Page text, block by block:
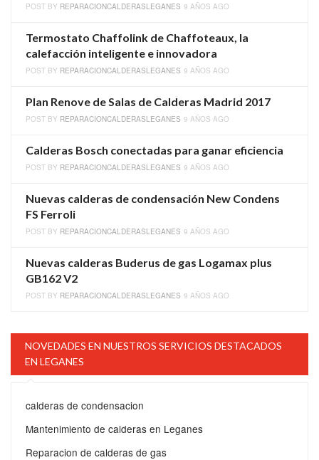
POST BY REPARACIONCALDERASLEGANES 9 AÑOS AGO
Termostato Chaffolink de Chaffoteaux, la
calefacción inteligente e innovadora
POST BY REPARACIONCALDERASLEGANES 9 AÑOS AGO
Plan Renove de Salas de Calderas Madrid 2017
POST BY REPARACIONCALDERASLEGANES 9 AÑOS AGO
Calderas Bosch conectadas para ganar eficiencia
POST BY REPARACIONCALDERASLEGANES 9 AÑOS AGO
Nuevas calderas de condensación New Condens
FS Ferroli
POST BY REPARACIONCALDERASLEGANES 9 AÑOS AGO
Nuevas calderas Buderus de gas Logamax plus
GB162 V2
POST BY REPARACIONCALDERASLEGANES 9 AÑOS AGO
NOVEDADES EN NUESTROS SERVICIOS DESTACADOS
EN LEGANES
calderas de condensacion
Mantenimiento de calderas en Leganes
Reparacion de calderas de gas